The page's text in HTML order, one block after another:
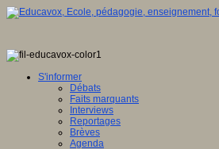
S'informer
Débats
Faits marquants
Interviews
Reportages
Brèves
Agenda